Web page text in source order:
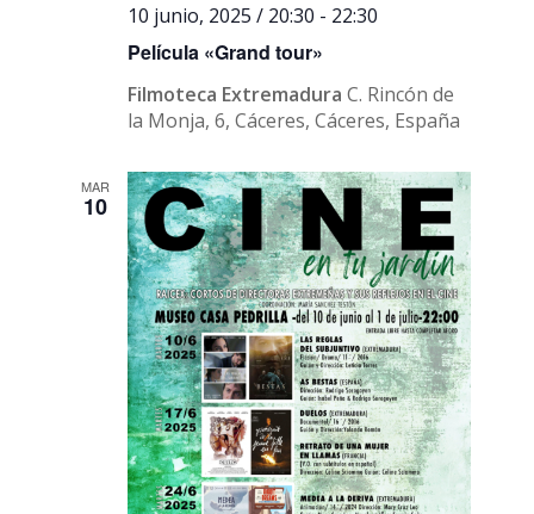
Película «Grand tour»
10 junio, 2025 / 20:30 - 22:30
Filmoteca ExtremaduraC. Rincón de
la Monja, 6, Cáceres, Cáceres, España
MAR
10